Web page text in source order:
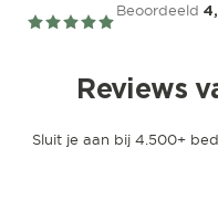
Beoordeeld
Reviews
Sluit je aan bij 4.500+